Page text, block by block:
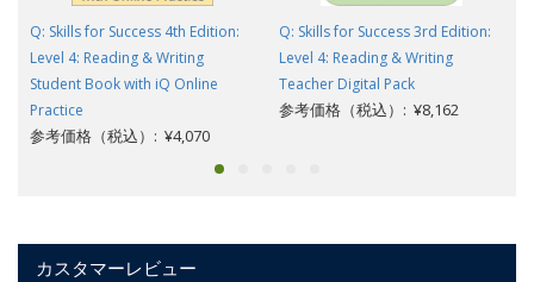
Q: Skills for Success 4th Edition:
Level 4: Reading & Writing
Student Book with iQ Online
Practice
参考価格（税込）: ¥4,070
Q: Skills for Success 3rd Edition:
Level 4: Reading & Writing
Teacher Digital Pack
参考価格（税込）: ¥8,162
カスタマーレビュー